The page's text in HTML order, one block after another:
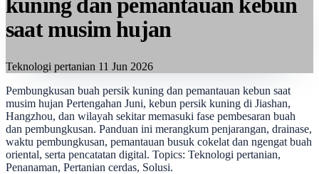
kuning dan pemantauan kebun
saat musim hujan
Teknologi pertanian 11 Jun 2026
Pembungkusan buah persik kuning dan pemantauan kebun saat
musim hujan Pertengahan Juni, kebun persik kuning di Jiashan,
Hangzhou, dan wilayah sekitar memasuki fase pembesaran buah
dan pembungkusan. Panduan ini merangkum penjarangan, drainase,
waktu pembungkusan, pemantauan busuk cokelat dan ngengat buah
oriental, serta pencatatan digital. Topics: Teknologi pertanian,
Penanaman, Pertanian cerdas, Solusi.